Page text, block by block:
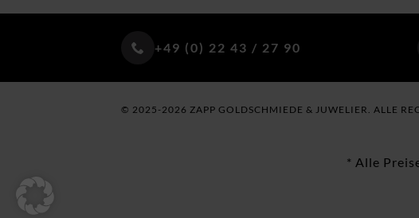
+49 (0) 22 43 / 27 90
© 2025-2026 ZAPP GOLDSCHMIEDE & JUWELIER. ALLE
* Alle